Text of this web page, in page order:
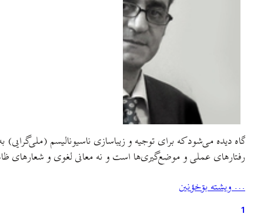
گاه دیده می‌شود که برای توجیه و زیباسازی ناسیونالیسم
رفتارهای عملی و موضع‌گیری‌ها است و نه معانی لغوی و شعارهای
… ويشته بۊخؤنين
1